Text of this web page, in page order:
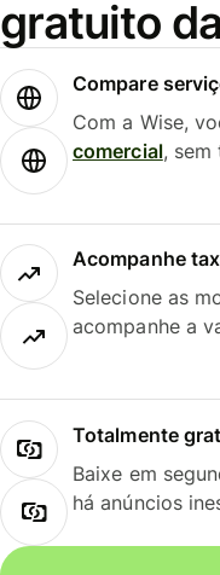
gratuito
Compare
Com a Wise,
comercial, sem
Acompanhe
Selecione as
acompanhe a
Totalmente
Baixe em
há anúncios